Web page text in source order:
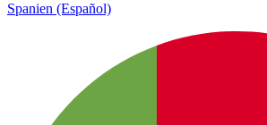
Spanien (Español)